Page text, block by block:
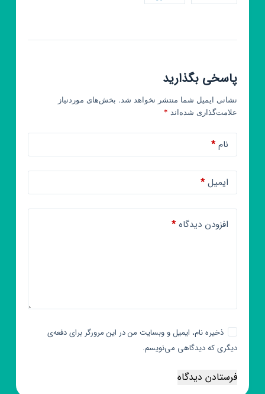
پاسخی بگذارید
نشانی ایمیل شما منتشر نخواهد شد. بخش‌های موردنیاز
علامت‌گذاری شده‌اند *
نام*
ایمیل*
افزودن دیدگاه*
ذخیره نام، ایمیل و وبسایت من در این مرورگر برای دفعه‌ی
دیگری که دیدگاهی می‌نویسم.
فرستادن دیدگاه